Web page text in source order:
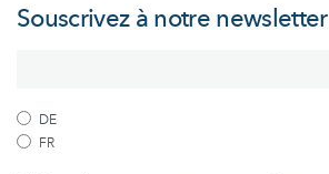
Souscrivez à notre newsletter
DE
FR